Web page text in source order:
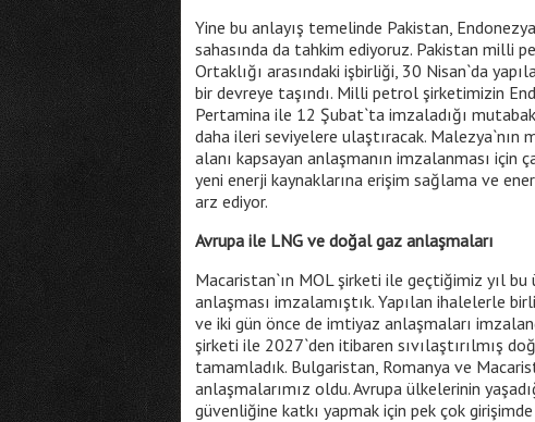
Yine bu anlayış temelinde Pakistan,
sahasında da tahkim ediyoruz. Pakistan milli
Ortaklığı arasındaki işbirliği, 30 Nisan`da
bir devreye taşındı. Milli petrol şirketimizin
Pertamina ile 12 Şubat`ta imzaladığı
daha ileri seviyelere ulaştıracak.
alanı kapsayan anlaşmanın imzalanması için
yeni enerji kaynaklarına erişim sağlama ve
arz ediyor.
Avrupa ile LNG ve doğal gaz anlaşmaları
Macaristan`ın MOL şirketi ile geçtiğimiz yıl
anlaşması imzalamıştık. Yapılan ihalelerle
ve iki gün önce de imtiyaz anlaşmaları
şirketi ile 2027`den itibaren sıvılaştırılmış
tamamladık. Bulgaristan, Romanya ve
anlaşmalarımız oldu. Avrupa ülkelerinin
güvenliğine katkı yapmak için pek çok